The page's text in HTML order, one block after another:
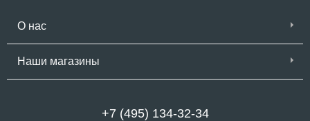
О нас
Наши магазины
+7 (495) 134-32-34